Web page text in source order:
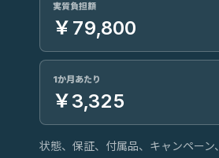
実質負担額
￥79,800
1か月あたり
￥3,325
状態、保証、付属品、キャンペー